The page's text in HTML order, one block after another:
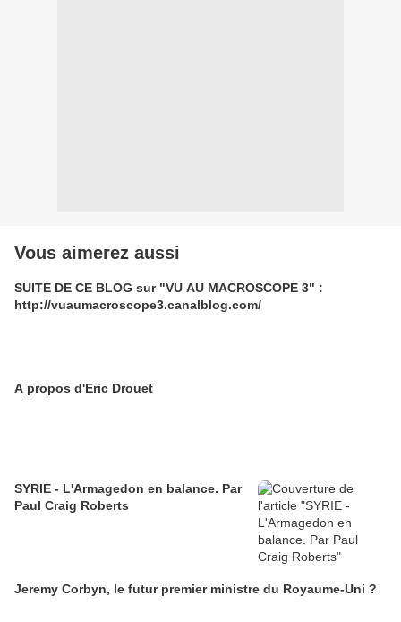
Vous aimerez aussi
SUITE DE CE BLOG sur "VU AU MACROSCOPE 3" :
http://vuaumacroscope3.canalblog.com/
A propos d'Eric Drouet
SYRIE - L'Armagedon en balance. Par
Paul Craig Roberts
Jeremy Corbyn, le futur premier ministre du Royaume-Uni ?